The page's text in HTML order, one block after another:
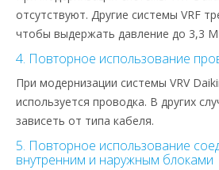
отсутствуют. Другие системы VRF
чтобы выдержать давление до 3,3
4. Повторное использование
При модернизации системы VRV
используется проводка. В других
зависеть от типа кабеля.
5. Повторное использование
внутренним и наружным блоками